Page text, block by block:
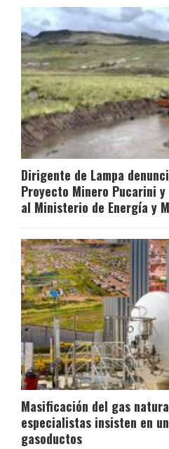
Dirigente de Lampa
Proyecto Minero Pucarini
al Ministerio de Energía y
Masificación del gas
especialistas insisten en
gasoductos